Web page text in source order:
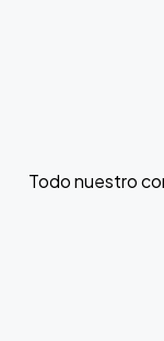
Todo nuestro